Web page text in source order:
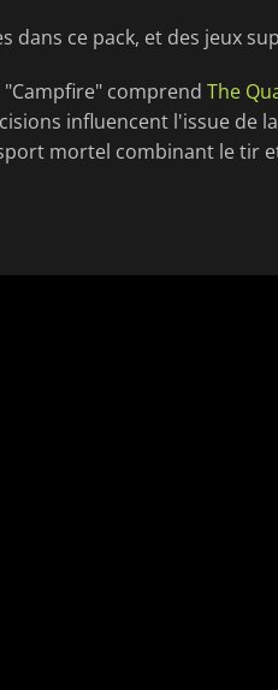
dans ce pack, et des jeux
comprend The
influencent l'issue de
mortel combinant le tir